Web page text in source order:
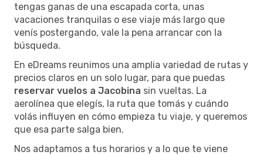
tengas ganas de una escapada corta, unas
vacaciones tranquilas o ese viaje más largo que
venís postergando, vale la pena arrancar con la
búsqueda.
En eDreams reunimos una amplia variedad de rutas y
precios claros en un solo lugar, para que puedas
reservar vuelos a Jacobina sin vueltas. La
aerolínea que elegís, la ruta que tomás y cuándo
volás influyen en cómo empieza tu viaje, y queremos
que esa parte salga bien.
Nos adaptamos a tus horarios y a lo que te viene